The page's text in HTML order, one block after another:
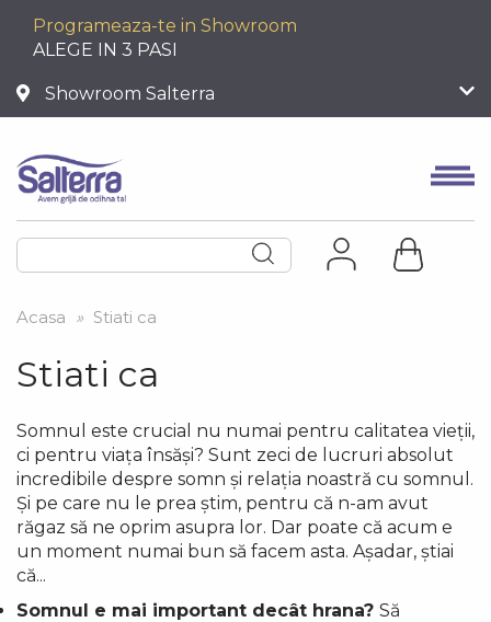
Programeaza-te in Showroom
ALEGE IN 3 PASI
Showroom Salterra
Acasa » Stiati ca
Stiati ca
Somnul este crucial nu numai pentru calitatea vieții,
ci pentru viața însăși? Sunt zeci de lucruri absolut
incredibile despre somn și relația noastră cu somnul.
Și pe care nu le prea știm, pentru că n-am avut
răgaz să ne oprim asupra lor. Dar poate că acum e
un moment numai bun să facem asta. Așadar, știai
că...
Somnul e mai important decât hrana? Să